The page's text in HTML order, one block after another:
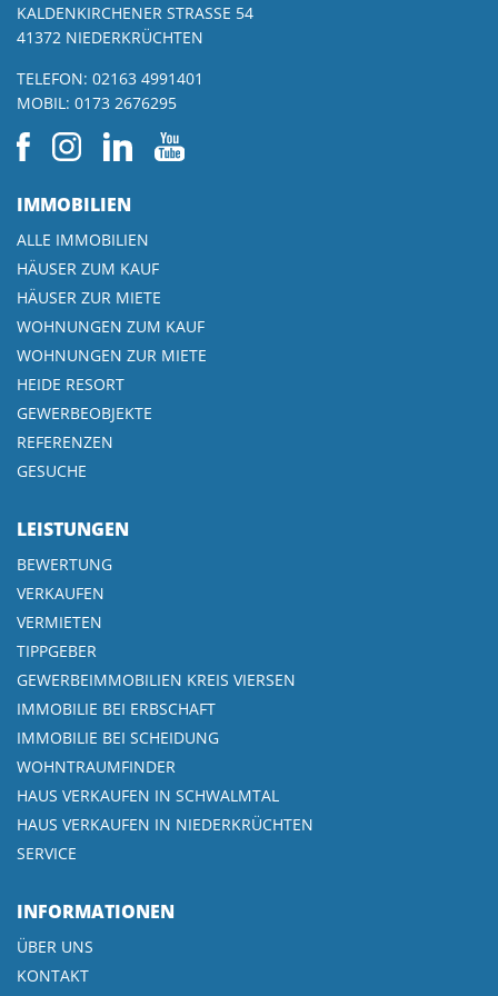
KALDENKIRCHENER STRASSE 54
41372 NIEDERKRÜCHTEN
TELEFON: 02163 4991401
MOBIL: 0173 2676295
IMMOBILIEN
ALLE IMMOBILIEN
HÄUSER ZUM KAUF
HÄUSER ZUR MIETE
WOHNUNGEN ZUM KAUF
WOHNUNGEN ZUR MIETE
HEIDE RESORT
GEWERBEOBJEKTE
REFERENZEN
GESUCHE
LEISTUNGEN
BEWERTUNG
VERKAUFEN
VERMIETEN
TIPPGEBER
GEWERBEIMMOBILIEN KREIS VIERSEN
IMMOBILIE BEI ERBSCHAFT
IMMOBILIE BEI SCHEIDUNG
WOHNTRAUMFINDER
HAUS VERKAUFEN IN SCHWALMTAL
HAUS VERKAUFEN IN NIEDERKRÜCHTEN
SERVICE
INFORMATIONEN
ÜBER UNS
KONTAKT